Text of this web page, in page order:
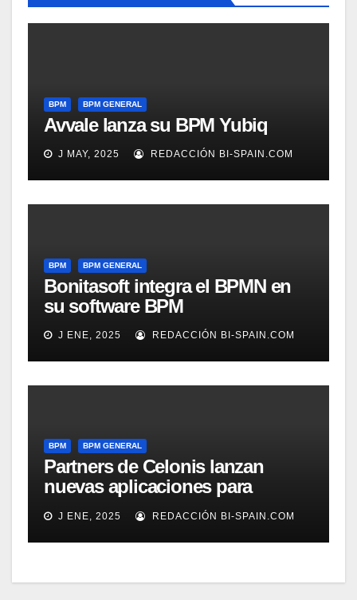
BPM BPM GENERAL
Avvale lanza su BPM Yubiq
J MAY, 2025 REDACCIÓN BI-SPAIN.COM
BPM BPM GENERAL
Bonitasoft integra el BPMN en
su software BPM
J ENE, 2025 REDACCIÓN BI-SPAIN.COM
BPM BPM GENERAL
Partners de Celonis lanzan
nuevas aplicaciones para
automarizar migración a SAP o
Gestión de Reclamaciones en
Seguros
J ENE, 2025 REDACCIÓN BI-SPAIN.COM